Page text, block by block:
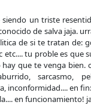
siendo un triste
de salva jaja.
de si te tratan de:
etc.... tu proble es que
que te venga bien.
sarcasmo,
inconformidad.... en fin:
en funcionamiento!